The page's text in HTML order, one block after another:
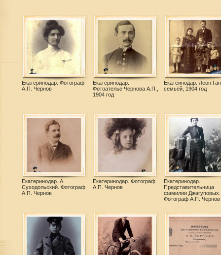
Екатеринодар. Фотограф
А.П. Чернов
Екатеринодар.
Фотоателье Чернова А.П.,
1904 год
Екатеинодар. Леон
семьёй, 1904 год
Екатеринодар. А.
Суходольский. Фотограф
А.П. Чернов
Екатеринодар. Фотограф
А.П. Чернов
Екатеринодар.
Представительница
фамилии Джагуповых.
Фотограф А.П. Чернов